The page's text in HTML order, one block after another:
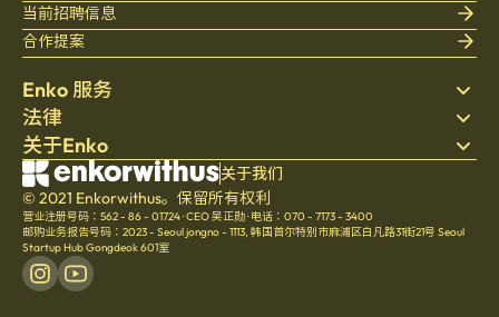
Enko 服务
搜索房源
床上用品
博客
帮助中心
法律
隐私政策
服务条款
取消与退款政策
关于Enko
公司介绍
招聘
文化
当前招聘信息
合作提案
关于我们
© 2021 Enkorwithus。保留所有权利
营业注册号码：562 - 86 - 01724·CEO 吴正勋· 电话：070 - 7173 - 3400
邮购业务报告号码：2023 - Seoul jongno - 1113, 韩国首尔特别市麻浦区白凡路31街21号 Seoul
Startup Hub Gongdeok 601室